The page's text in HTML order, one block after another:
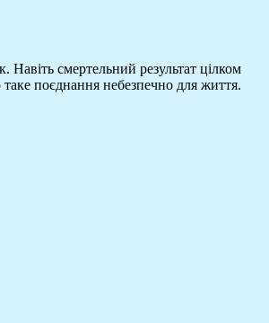
смертельний результат цілком
поєднання небезпечно для життя.